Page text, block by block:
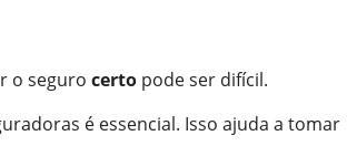
o seguro certo pode ser difícil.
é essencial. Isso ajuda a tomar